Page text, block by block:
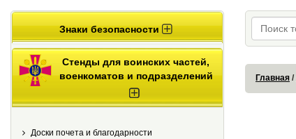
Знаки безопасности
Стенды для воинских частей,
военкоматов и подразделений
Доски почета и благодарности
Главная